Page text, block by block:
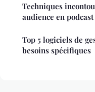
Techniques
audience en podcast
Top 5 logiciels de
besoins spécifiques